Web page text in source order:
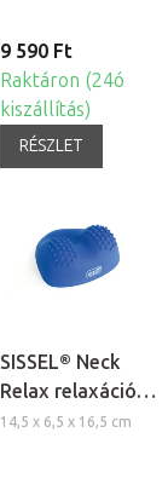
9 590 Ft
Raktáron (24ó
kiszállítás)
RÉSZLET
SISSEL® Neck
Relax relaxációs
nyakpárna
14,5 x 6,5 x 16,5 cm